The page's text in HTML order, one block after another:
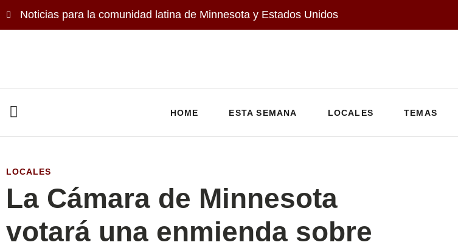
Noticias para la comunidad latina de Minnesota y Estados Unidos
HOME ESTA SEMANA LOCALES TEMAS
LOCALES
La Cámara de Minnesota
votará una enmienda sobre